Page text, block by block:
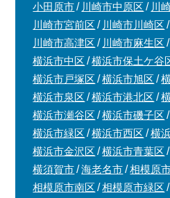
小田原市
川崎市中原区
川
川崎市宮前区
川崎市川崎区
川崎市高津区
川崎市麻生区
横浜市中区
横浜市保土ケ谷
横浜市戸塚区
横浜市旭区
横浜市泉区
横浜市港北区
横浜市瀬谷区
横浜市磯子区
横浜市緑区
横浜市西区
横
横浜市金沢区
横浜市青葉区
横須賀市
海老名市
相模原
相模原市南区
相模原市緑区